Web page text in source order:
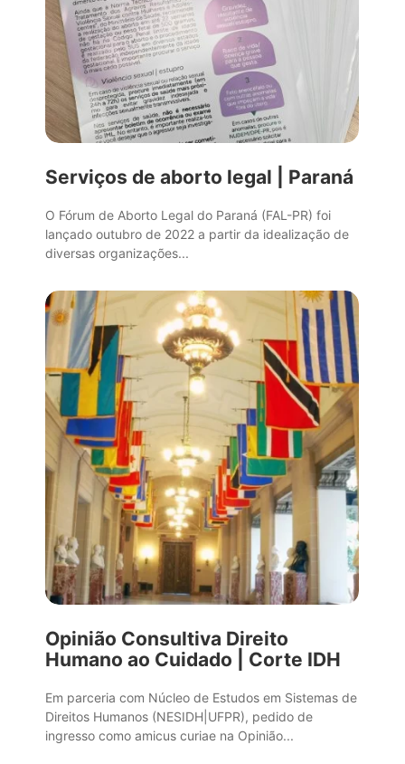
Serviços de aborto legal | Paraná
O Fórum de Aborto Legal do Paraná (FAL-PR) foi
lançado outubro de 2022 a partir da idealização de
diversas organizações...
Opinião Consultiva Direito
Humano ao Cuidado | Corte IDH
Em parceria com Núcleo de Estudos em Sistemas de
Direitos Humanos (NESIDH|UFPR), pedido de
ingresso como amicus curiae na Opinião...